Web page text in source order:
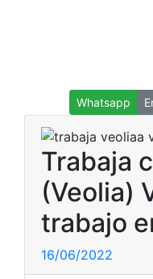
Whatsapp
Trabaja
(Veolia)
trabajo
16/06/2022